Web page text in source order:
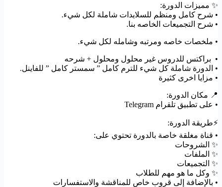
✨ مميزات الدورة:
• شرح كامل ومنظم للسلايدات شاملة لكل شيء.
• شرح التجميعات الخاصه بنا.
• ملخصات خاصه ومرتبه وشامله لكل شيء.
• براكتس للدروس غير محلول ومحلول + شرحه
• الدورة شاملة كل شيء للترم كامل ” سمستر كامل ” للفاينل.
• مزايا اخرى كثيرة
📍 مكان الدورة:
• على تطبيق تلقرام Telegram
⚡️طريقة الدورة:
• قناة مغلقة خاصة بالدورة تحتوي على:
✨ الشروحات
✨ الملفات
✨ التجميعات
✨ وكل ما هو مهم للطلاب
• بالإضافة إلى قروب خاص للمناقشة والاستفسارات